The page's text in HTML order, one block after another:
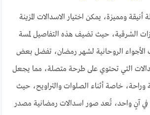
ومميزة، يمكن اختيار الاسدالات المزينة
الشرقية، حيث تضيف هذه التفاصيل لمسة
الأجواء الروحانية لشهر رمضان، تفضل بعض
التي تحتوي على طرحة متصلة، مما يجعل
وراحة، خاصة أثناء الصلوات والتراويح، حيث
في آنٍ واحد، تُعد صور اسدالات رمضانية مصدر